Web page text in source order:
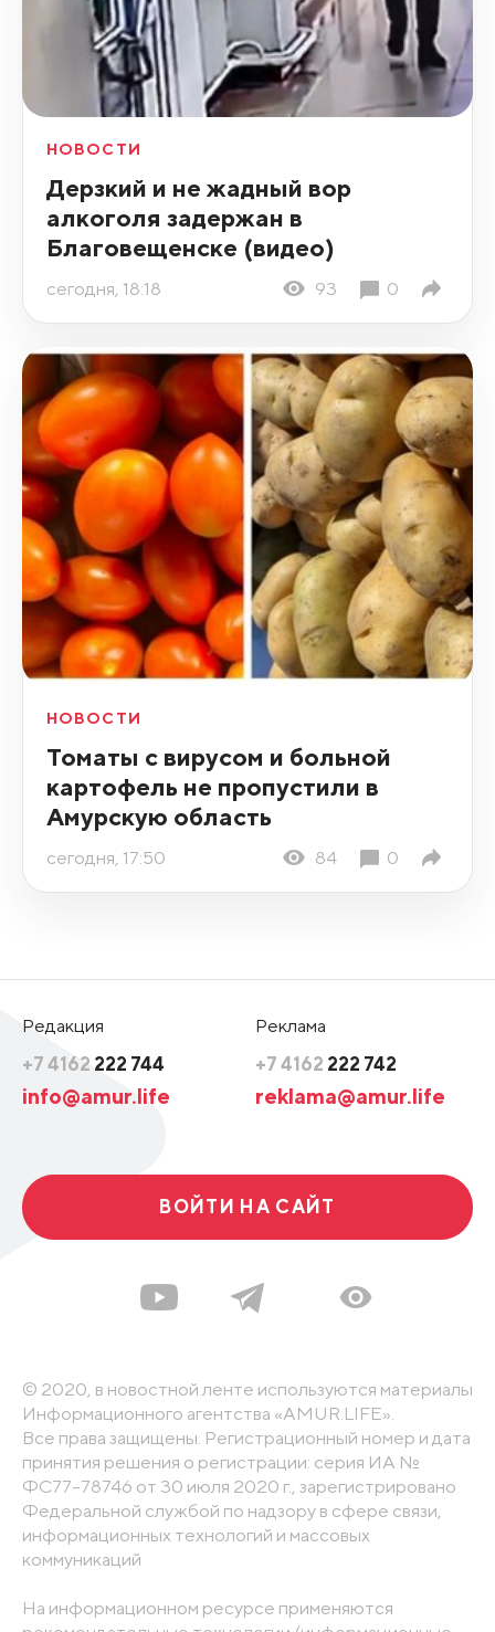
НОВОСТИ
Дерзкий и не жадный вор
алкоголя задержан в
Благовещенске (видео)
сегодня, 18:18 93 0
НОВОСТИ
Томаты с вирусом и больной
картофель не пропустили в
Амурскую область
сегодня, 17:50 84 0
Редакция
+7 4162 222 744
info@amur.life
Реклама
+7 4162 222 742
reklama@amur.life
ВОЙТИ НА САЙТ
© 2020, в новостной ленте используются материалы
Информационного агентства «AMUR.LIFE».
Все права защищены. Регистрационный номер и дата
принятия решения о регистрации: серия ИА №
ФС77-78746 от 30 июля 2020 г., зарегистрировано
Федеральной службой по надзору в сфере связи,
информационных технологий и массовых
коммуникаций
На информационном ресурсе применяются